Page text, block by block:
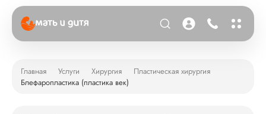
Главная Услуги Хирургия
Пластическая хирургия
Блефаропластика (пластика век)